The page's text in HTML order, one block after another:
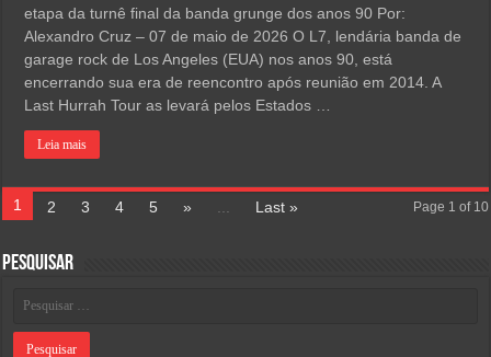
etapa da turnê final da banda grunge dos anos 90 Por:
Alexandro Cruz – 07 de maio de 2026 O L7, lendária banda de
garage rock de Los Angeles (EUA) nos anos 90, está
encerrando sua era de reencontro após reunião em 2014. A
Last Hurrah Tour as levará pelos Estados …
Leia mais
Page 1 of 10
1 2 3 4 5 » Last »
Pesquisar